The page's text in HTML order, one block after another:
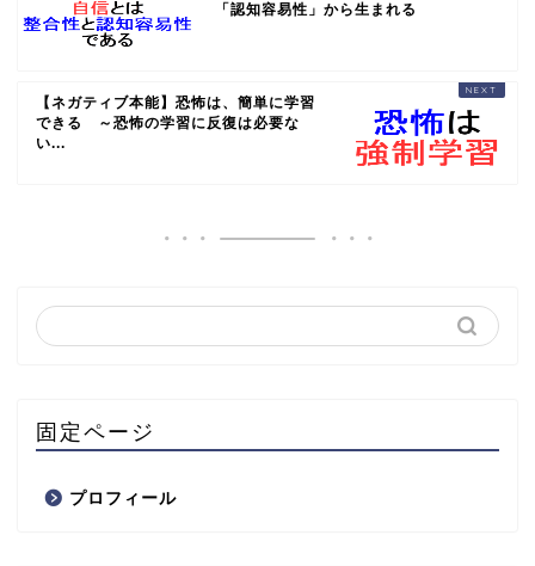
「認知容易性」から生まれる
【ネガティブ本能】恐怖は、簡単に学習
できる ～恐怖の学習に反復は必要な
い...
固定ページ
プロフィール